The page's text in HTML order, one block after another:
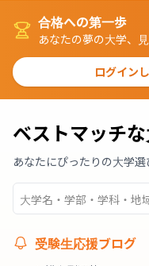
合格への第一歩
あなたの夢の大学、
ログイン
ベストマッチ
あなたにぴったりの大学
受験生応援ブログ